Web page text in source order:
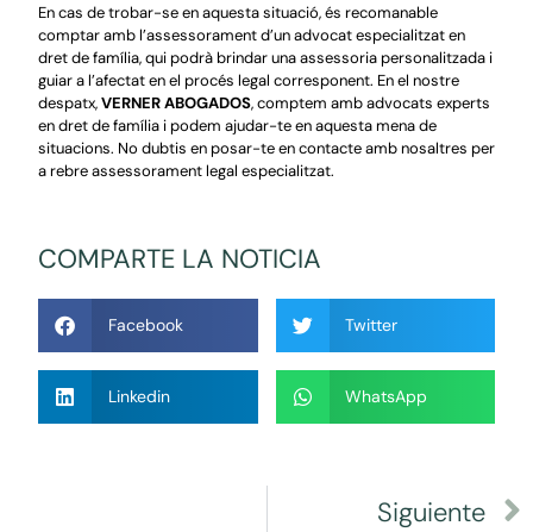
En cas de trobar-se en aquesta situació, és recomanable
comptar amb l’assessorament d’un advocat especialitzat en
dret de família, qui podrà brindar una assessoria personalitzada i
guiar a l’afectat en el procés legal corresponent. En el nostre
despatx,VERNER ABOGADOS, comptem amb advocats experts
en dret de família i podem ajudar-te en aquesta mena de
situacions. No dubtis en posar-te en contacte amb nosaltres per
a rebre assessorament legal especialitzat.
COMPARTE LA NOTICIA
Facebook Twitter
Linkedin WhatsApp
Siguiente